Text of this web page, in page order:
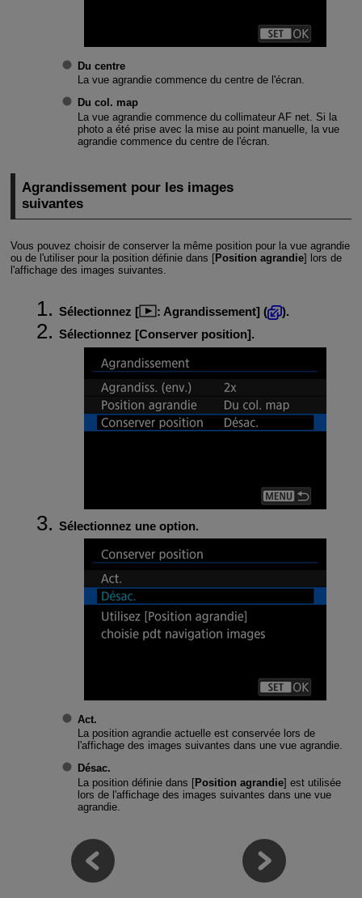
Du centre
La vue agrandie commence du centre de l'écran.
Du col. map
La vue agrandie commence du collimateur AF net. Si la
photo a été prise avec la mise au point manuelle, la vue
agrandie commence du centre de l'écran.
Agrandissement pour les images
suivantes
Vous pouvez choisir de conserver la même position pour la vue agrandie
ou de l'utiliser pour la position définie dans [Position agrandie] lors de
l'affichage des images suivantes.
Sélectionnez [ : Agrandissement] (
).
Sélectionnez [Conserver position].
Sélectionnez une option.
Act.
La position agrandie actuelle est conservée lors de
l'affichage des images suivantes dans une vue agrandie.
Désac.
La position définie dans [Position agrandie] est utilisée
lors de l'affichage des images suivantes dans une vue
agrandie.